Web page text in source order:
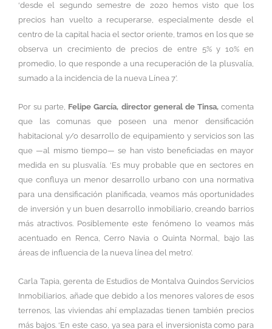
‘desde el segundo semestre de 2020 hemos visto que los
precios han vuelto a recuperarse, especialmente desde el
centro de la capital hacia el sector oriente, tramos en los que se
observa un crecimiento de precios de entre 5% y 10% en
promedio, lo que responde a una recuperación de la plusvalía,
sumado a la incidencia de la nueva Línea 7’.
Por su parte, Felipe García, director general de Tinsa,comenta
que las comunas que poseen una menor densificación
habitacional y/o desarrollo de equipamiento y servicios son las
que —al mismo tiempo— se han visto beneficiadas en mayor
medida en su plusvalía. ‘Es muy probable que en sectores en
que confluya un menor desarrollo urbano con una normativa
para una densificación planificada, veamos más oportunidades
de inversión y un buen desarrollo inmobiliario, creando barrios
más atractivos. Posiblemente este fenómeno lo veamos más
acentuado en Renca, Cerro Navia o Quinta Normal, bajo las
áreas de influencia de la nueva línea del metro’.
Carla Tapia, gerenta de Estudios de Montalva Quindos Servicios
Inmobiliarios, añade que debido a los menores valores de esos
terrenos, las viviendas ahí emplazadas tienen también precios
más bajos. ‘En este caso, ya sea para el inversionista como para